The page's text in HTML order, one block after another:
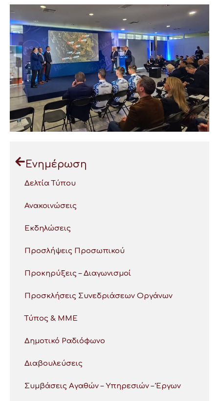
Ενημέρωση
Δελτία Τύπου
Ανακοινώσεις
Εκδηλώσεις
Προσλήψεις Προσωπικού
Προκηρύξεις – Διαγωνισμοί
Προσκλήσεις Συνεδριάσεων Οργάνων
Τύπος & ΜΜΕ
Δημοτικό Ραδιόφωνο
Διαβουλεύσεις
Συμβάσεις Αγαθών – Υπηρεσιών – Έργων